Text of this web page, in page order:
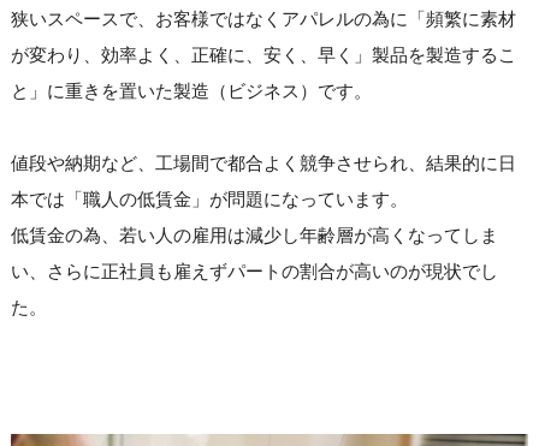
狭いスペースで、お客様ではなくアパレルの為に「頻繁に素材
が変わり、効率よく、正確に、安く、早く」製品を製造するこ
と」に重きを置いた製造（ビジネス）です。
値段や納期など、工場間で都合よく競争させられ、結果的に日
本では「職人の低賃金」が問題になっています。
低賃金の為、若い人の雇用は減少し年齢層が高くなってしま
い、さらに正社員も雇えずパートの割合が高いのが現状でし
た。